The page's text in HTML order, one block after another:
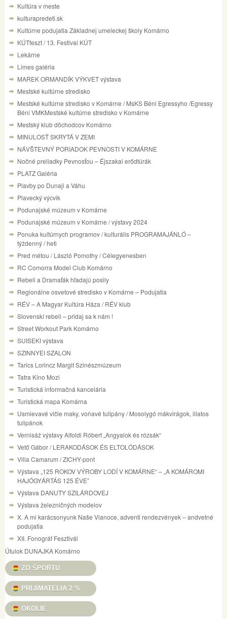
Kultúra v meste
kulturapredeti.sk
Kultúrne podujatia Základnej umeleckej školy Komárno
KÚTfeszt / 13. Festival KÚT
Lekárne
Limes galéria
MAREK ORMANDÍK VÝKVET výstava
Mestské kultúrne stredisko
Mestské kultúrne stredisko v Komárne / MsKS Béni Egressyho /Egressy
Béni VMKMestské kultúrne stredisko v Komárne
Mestský klub dôchodcov Komárno
MINULOSŤ SKRYTÁ V ZEMI
NÁVŠTEVNÝ PORIADOK PEVNOSTI V KOMÁRNE
Nočné preliadky Pevnosťou – Éjszakai erődtúrák
PLATZ Galéria
Plavby po Dunaji a Váhu
Plavecký výcvik
Podunajské múzeum v Komárne
Podunajské múzeum v Komárne / výstavy 2024
Ponuka kultúrnych programov / kulturális PROGRAMAJÁNLÓ –
týždenný / heti
Pred métou / László Pomothy / Célegyenesben
RC Comorra Model Club Komárno
Rebeli a Dramaťák hľadajú posily
Regionálne osvetové stredisko v Komárne – Podujatia
RÉV – A Magyar Kultúra Háza / RÉV klub
Slovenskí rebeli – pridaj sa k nám !
Street Workout Park Komárno
SUISEKI výstava
SZINNYEI SZALON
Tarics Lorincz Margit Szinészmúzeum
Tatra Kino Mozi
Turistická informačná kancelária
Turistická mapa Komárna
Usmievavé vlčie maky, voňavé tulipány / Mosolygó mákvirágok, illatos
tulipánok
Vernisáž výstavy Alfoldi Róbert „Angyalok és rózsák“
Vető Gábor / LERAKODÁSOK ÉS ELTOLÓDÁSOK
Villa Camarum / ZICHY-pont
Výstava „125 ROKOV VÝROBY LODÍ V KOMÁRNE“ – „A KOMÁROMI
HAJÓGYÁRTÁS 125 ÉVE”
Výstava DANUTY SZILÁRDOVEJ
Výstava železničných modelov
X. A mi karácsonyunk Naše Vianoce, adventi rendezvények – andvetné
podujatia
XII. Fonográf Fesztivál
Útulok DUNAJKA Komárno
ZO ŠPORTU
PRIJÍMATELIA 2 %
OKOLIE